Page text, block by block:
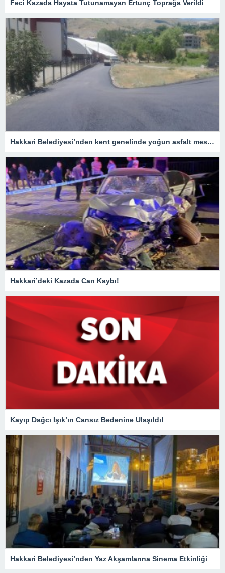
Feci Kazada Hayata Tutunamayan Ertunç Toprağa Verildi
Hakkari Belediyesi’nden kent genelinde yoğun asfalt mesaisi
Hakkari’deki Kazada Can Kaybı!
Kayıp Dağcı Işık’ın Cansız Bedenine Ulaşıldı!
Hakkari Belediyesi’nden Yaz Akşamlarına Sinema Etkinliği